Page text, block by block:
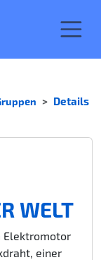
Details
WELT
Elektromotor
einer